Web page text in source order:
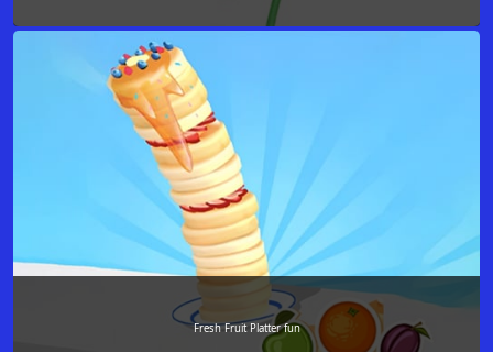
Fresh Fruit Platter fun